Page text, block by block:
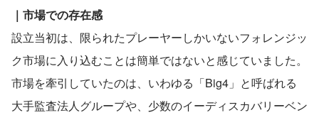
｜市場での存在感
設立当初は、限られたプレーヤーしかいないフォレンジッ
ク市場に入り込むことは簡単ではないと感じていました。
市場を牽引していたのは、いわゆる「Big4」と呼ばれる
大手監査法人グループや、少数のイーディスカバリーベン